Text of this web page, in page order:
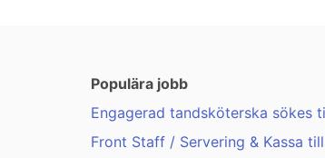
Populära jobb
Engagerad tandsköterska sökes
Front Staff / Servering & Kassa